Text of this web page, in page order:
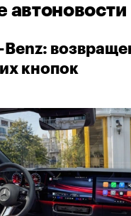
автоновости
Benz:
кнопок